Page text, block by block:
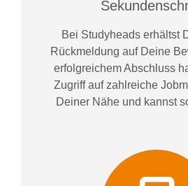
Bei Studyheads erhältst
Rückmeldung auf Deine
erfolgreichem Abschluss
Zugriff auf zahlreiche
Deiner Nähe und kannst